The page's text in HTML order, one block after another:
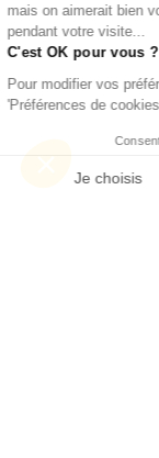
mais on aimerait bien
pendant votre visite...
C'est OK pour vous
Pour modifier vos
'Préférences de
Je choisis